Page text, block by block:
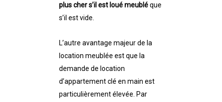
plus cher s’il est loué meubléque
s’il est vide.
L’autre avantage majeur de la
location meublée est que la
demande de location
d’appartement clé en main est
particulièrement élevée. Par